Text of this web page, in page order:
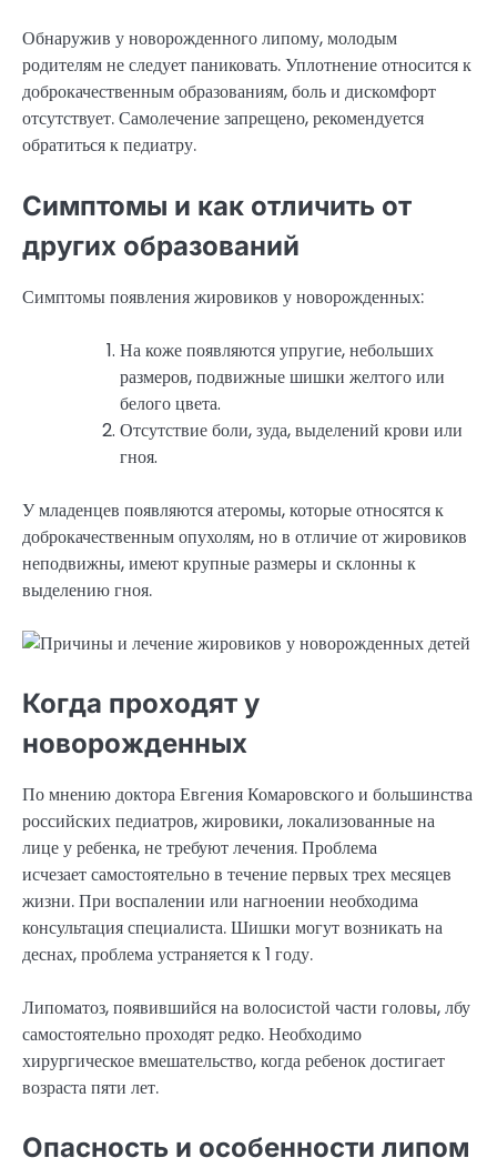
Обнаружив у новорожденного липому, молодым
родителям не следует паниковать. Уплотнение относится к
доброкачественным образованиям, боль и дискомфорт
отсутствует. Самолечение запрещено, рекомендуется
обратиться к педиатру.
Симптомы и как отличить от
других образований
Симптомы появления жировиков у новорожденных:
На коже появляются упругие, небольших
размеров, подвижные шишки желтого или
белого цвета.
Отсутствие боли, зуда, выделений крови или
гноя.
У младенцев появляются атеромы, которые относятся к
доброкачественным опухолям, но в отличие от жировиков
неподвижны, имеют крупные размеры и склонны к
выделению гноя.
Когда проходят у
новорожденных
По мнению доктора Евгения Комаровского и большинства
российских педиатров, жировики, локализованные на
лице у ребенка, не требуют лечения. Проблема
исчезает самостоятельно в течение первых трех месяцев
жизни. При воспалении или нагноении необходима
консультация специалиста. Шишки могут возникать на
деснах, проблема устраняется к 1 году.
Липоматоз, появившийся на волосистой части головы, лбу
самостоятельно проходят редко. Необходимо
хирургическое вмешательство, когда ребенок достигает
возраста пяти лет.
Опасность и особенности липом